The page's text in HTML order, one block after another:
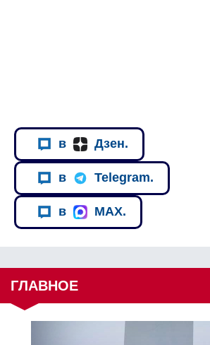
в Дзен.
в Telegram.
в MAX.
ГЛАВНОЕ